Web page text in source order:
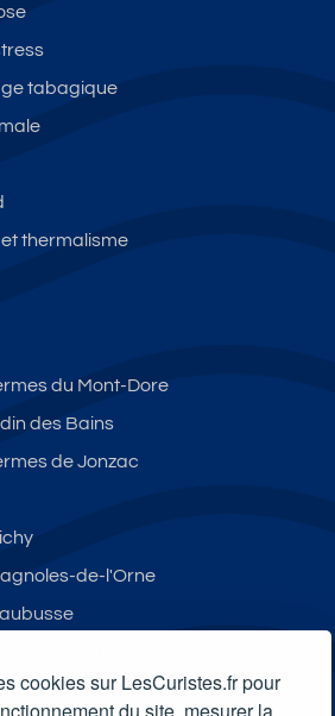
cookies sur LesCuristes.fr pour
tabagique
thermalisme
du Mont-Dore
des Bains
de Jonzac
de-l'Orne
est conforme à l'ensemble des